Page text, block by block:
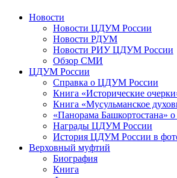
Новости
Новости ЦДУМ России
Новости РДУМ
Новости РИУ ЦДУМ России
Обзор СМИ
ЦДУМ России
Справка о ЦДУМ России
Книга «Исторические
Книга «Мусульманское
«Панорама Башкортостана»
Награды ЦДУМ России
История ЦДУМ России в
Верховный муфтий
Биография
Книга